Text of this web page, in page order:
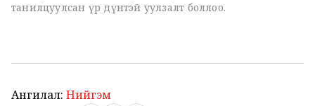
танилцуулсан үр дүнтэй уулзалт боллоо.
Ангилал: Нийгэм